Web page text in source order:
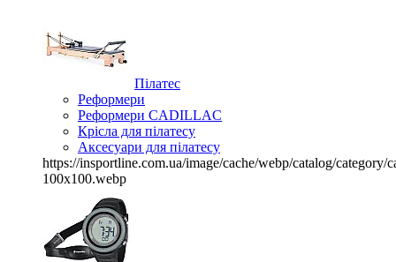
Пілатес
Реформери
Реформери CADILLAC
Крісла для пілатесу
Аксесуари для пілатесу
https://insportline.com.ua/image/cache/webp/catalog/category/
100x100.webp